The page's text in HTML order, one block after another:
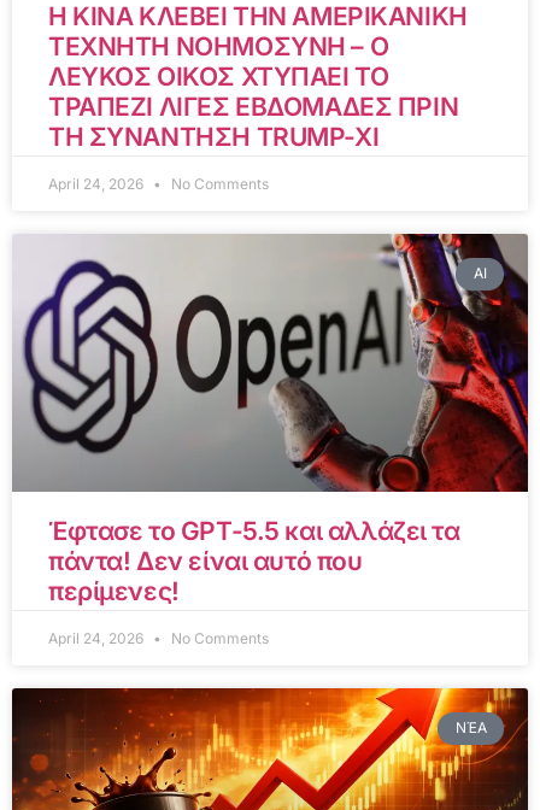
Η ΚΙΝΑ ΚΛΕΒΕΙ ΤΗΝ ΑΜΕΡΙΚΑΝΙΚΗ
ΤΕΧΝΗΤΗ ΝΟΗΜΟΣΥΝΗ – Ο
ΛΕΥΚΟΣ ΟΙΚΟΣ ΧΤΥΠΑΕΙ ΤΟ
ΤΡΑΠΕΖΙ ΛΙΓΕΣ ΕΒΔΟΜΑΔΕΣ ΠΡΙΝ
ΤΗ ΣΥΝΑΝΤΗΣΗ TRUMP-XI
April 24, 2026 No Comments
AI
Έφτασε το GPT-5.5 και αλλάζει τα
πάντα! Δεν είναι αυτό που
περίμενες!
April 24, 2026 No Comments
ΝΈΑ